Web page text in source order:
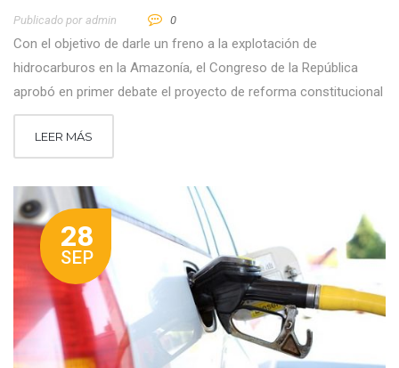
Publicado por Admin 0
Con el objetivo de darle un freno a la explotación de
hidrocarburos en la Amazonía, el Congreso de la República
aprobó en primer debate el proyecto de reforma constitucional
LEER MÁS
28
SEP